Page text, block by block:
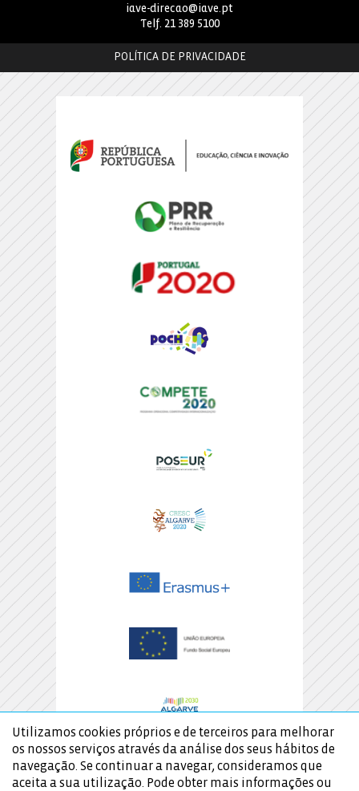
iave-direcao@iave.pt
Telf. 21 389 5100
POLÍTICA DE PRIVACIDADE
Utilizamos cookies próprios e de terceiros para melhorar
os nossos serviços através da análise dos seus hábitos de
navegação. Se continuar a navegar, consideramos que
aceita a sua utilização. Pode obter mais informações ou